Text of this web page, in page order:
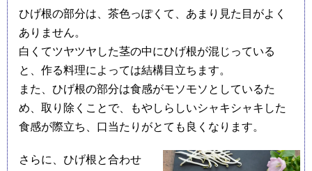
ひげ根の部分は、茶色っぽくて、あまり見た目がよく
ありません。
白くてツヤツヤした茎の中にひげ根が混じっている
と、作る料理によっては結構目立ちます。
また、ひげ根の部分は食感がモソモソとしているた
め、取り除くことで、もやしらしいシャキシャキした
食感が際立ち、口当たりがとても良くなります。
さらに、ひげ根と合わせ